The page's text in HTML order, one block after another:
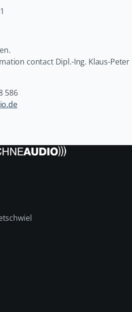
contact Dipl.-Ing. Klaus-Peter
586